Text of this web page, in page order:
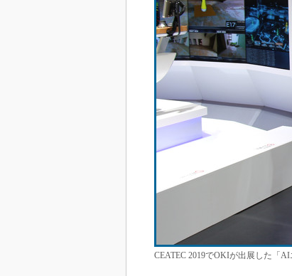
CEATEC 2019でOKIが出展した「